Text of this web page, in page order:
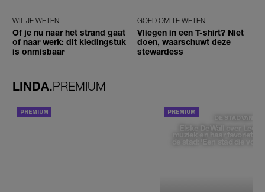
WIL JE WETEN
Of je nu naar het strand gaat
of naar werk: dit kledingstuk
is onmisbaar
GOED OM TE WETEN
Vliegen in een T-shirt? Niet
doen, waarschuwt deze
stewardess
LINDA.PREMIUM
DE STAD VAN
Elske DeWall over
muziek en haar favoriete
de stad: 'Een stad die